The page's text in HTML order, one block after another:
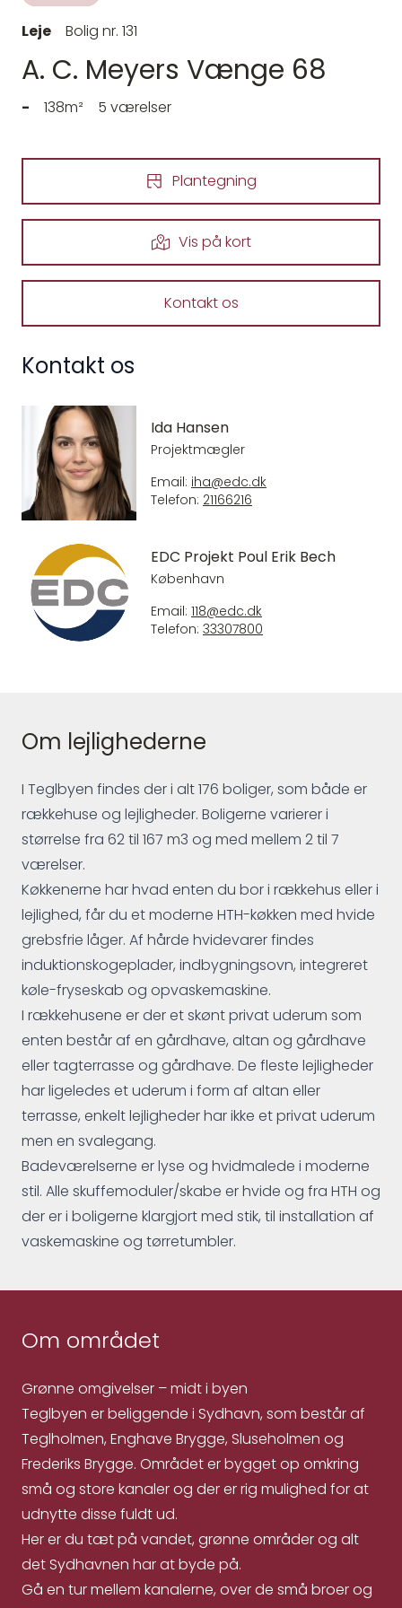
Leje Bolig nr. 131
A. C. Meyers Vænge 68
- 138m² 5 værelser
Plantegning
Vis på kort
Kontakt os
Kontakt os
Ida Hansen
Projektmægler
Email: iha@edc.dk
Telefon: 21166216
EDC Projekt Poul Erik Bech
København
Email: 118@edc.dk
Telefon: 33307800
Om lejlighederne
I Teglbyen findes der i alt 176 boliger, som både er
rækkehuse og lejligheder. Boligerne varierer i
størrelse fra 62 til 167 m3 og med mellem 2 til 7
værelser.
Køkkenerne har hvad enten du bor i rækkehus eller i
lejlighed, får du et moderne HTH-køkken med hvide
grebsfrie låger. Af hårde hvidevarer findes
induktionskogeplader, indbygningsovn, integreret
køle-fryseskab og opvaskemaskine.
I rækkehusene er der et skønt privat uderum som
enten består af en gårdhave, altan og gårdhave
eller tagterrasse og gårdhave. De fleste lejligheder
har ligeledes et uderum i form af altan eller
terrasse, enkelt lejligheder har ikke et privat uderum
men en svalegang.
Badeværelserne er lyse og hvidmalede i moderne
stil. Alle skuffemoduler/skabe er hvide og fra HTH og
der er i boligerne klargjort med stik, til installation af
vaskemaskine og tørretumbler.
Om området
Grønne omgivelser – midt i byen
Teglbyen er beliggende i Sydhavn, som består af
Teglholmen, Enghave Brygge, Sluseholmen og
Frederiks Brygge. Området er bygget op omkring
små og store kanaler og der er rig mulighed for at
udnytte disse fuldt ud.
Her er du tæt på vandet, grønne områder og alt
det Sydhavnen har at byde på.
Gå en tur mellem kanalerne, over de små broer og